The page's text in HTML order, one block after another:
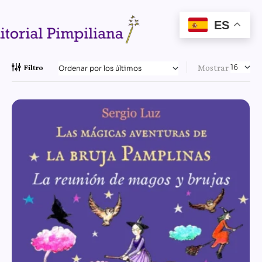
Filtro Mostrar
ES